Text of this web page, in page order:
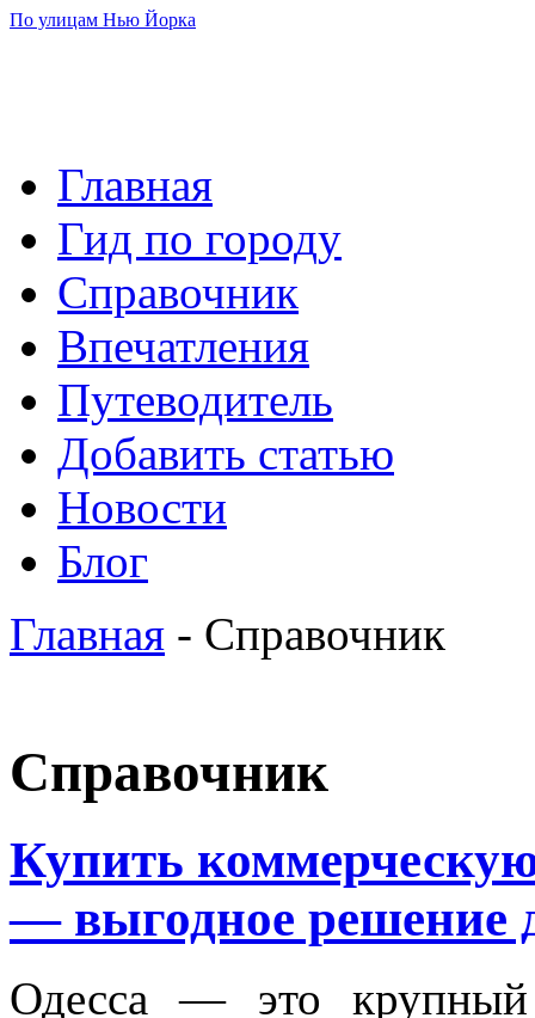
По улицам Нью Йорка
Главная
Гид по городу
Справочник
Впечатления
Путеводитель
Добавить статью
Новости
Блог
Главная - Справочник
Справочник
Купить
— выгодное решение
Одесса — это крупный